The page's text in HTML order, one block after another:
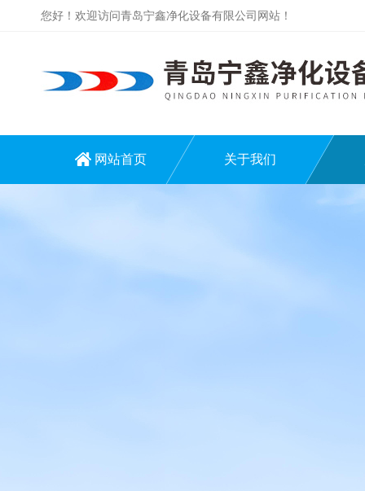
您好！欢迎访问青岛宁鑫净化设备有限公司网站！
网站首页 关于我们